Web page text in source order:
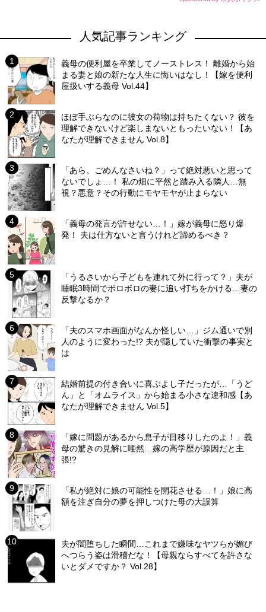
人気記事ランキング
義母の便利屋を卒業してノーストレス！ 離婚から始
まる妻と娘の新たな人生に悔いはなし！【嫁を便利
屋扱いする義母 Vol.44】
ほぼ手ぶらなのに彼女の荷物は持ちたくない？ 彼を
理解できないけど楽しまないともったいない！【あ
なたが理解できません Vol.8】
「あら、ごめんなさいね？」って絶対悪いと思って
ないでしょ…！ 私の畑に平然と踏み入る隣人…無
視？悪意？その行動にモヤモヤが止まらない
「義母の発言が許せない…！」嫁が義母に怒り爆
発！ 夫は仕方ないと言うけれど諦めるべき？
「うるさいから子どもを連れて外に行って？」夫が
睡眠3時間でボロボロの妻に追い打ちをかける…妻の
反撃なるか？
「夫のスマホ画面がなんか怪しい…」ジム通いで別
人のように変わった!? 夫が隠していた衝撃の事実と
は
結婚前提の付き合いに喜ぶよし子だったが…「うど
ん」と「オムライス」から始まる小さな違和感【あ
なたが理解できません Vol.5】
「嫁に問題があるから息子が目移りしたのよ！」義
母の驚きの見解に唖然…嫁の高学歴が原因だと主
張!?
「私が絶対に娘の可能性を開花させる…！」娘に高
額を注ぎ自分の夢を押しつけた母の大誤算
夫が闇堕ちした瞬間…これまで嫌味なヤツらが媚び
へつらう姿は滑稽だな！【母親ならすべてを許さな
いとダメですか？ Vol.28】